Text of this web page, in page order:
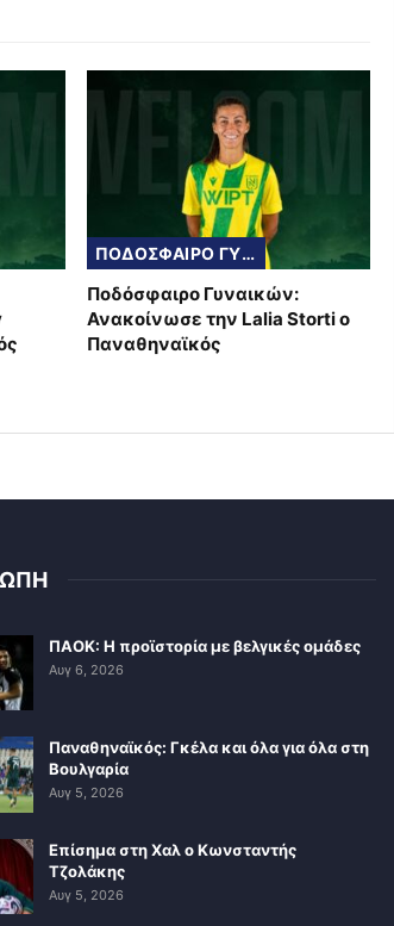
ΠΟΔΟΣΦΑΙΡΟ ΓΥΝΑΙΚΩΝ
Ποδόσφαιρο Γυναικών:
Ανακοίνωσε την Lalia Storti ο
Παναθηναϊκός
ΠΑΟΚ: Η προϊστορία με βελγικές ομάδες
Αυγ 6, 2026
Παναθηναϊκός: Γκέλα και όλα για όλα στη
Βουλγαρία
Αυγ 5, 2026
Επίσημα στη Χαλ ο Κωνσταντής
Τζολάκης
Αυγ 5, 2026